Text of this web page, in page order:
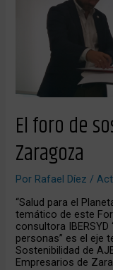
El foro de
Zaragoza
Por Rafael Díez/
“Salud para el
temático de este
consultora
personas” es el eje
Sostenibilidad de
Empresarios de
Zaragoza